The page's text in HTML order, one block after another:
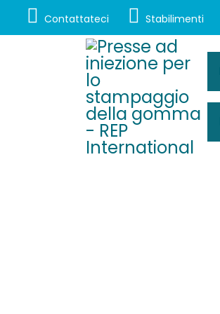
Contattateci Stabilimenti